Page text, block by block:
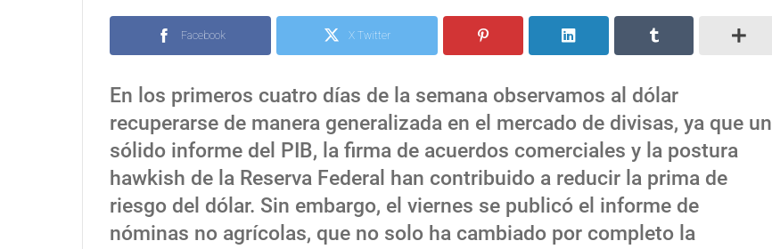
Facebook X Twitter
En los primeros cuatro días de la semana observamos al dólar
recuperarse de manera generalizada en el mercado de divisas, ya que un
sólido informe del PIB, la firma de acuerdos comerciales y la postura
hawkish de la Reserva Federal han contribuido a reducir la prima de
riesgo del dólar. Sin embargo, el viernes se publicó el informe de
nóminas no agrícolas, que no solo ha cambiado por completo la